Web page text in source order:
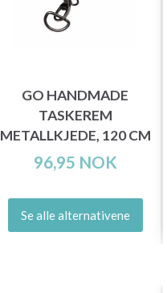
GO HANDMADE
TASKEREM
METALLKJEDE, 120 CM
96,95 NOK
Se alle alternativene